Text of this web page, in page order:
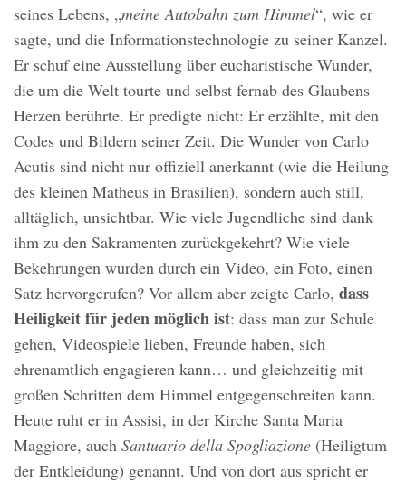
seines Lebens, „meine Autobahn zum Himmel“, wie er
sagte, und die Informationstechnologie zu seiner Kanzel.
Er schuf eine Ausstellung über eucharistische Wunder,
die um die Welt tourte und selbst fernab des Glaubens
Herzen berührte. Er predigte nicht: Er erzählte, mit den
Codes und Bildern seiner Zeit. Die Wunder von Carlo
Acutis sind nicht nur offiziell anerkannt (wie die Heilung
des kleinen Matheus in Brasilien), sondern auch still,
alltäglich, unsichtbar. Wie viele Jugendliche sind dank
ihm zu den Sakramenten zurückgekehrt? Wie viele
Bekehrungen wurden durch ein Video, ein Foto, einen
Satz hervorgerufen? Vor allem aber zeigte Carlo, dass
Heiligkeit für jeden möglich ist: dass man zur Schule
gehen, Videospiele lieben, Freunde haben, sich
ehrenamtlich engagieren kann… und gleichzeitig mit
großen Schritten dem Himmel entgegenschreiten kann.
Heute ruht er in Assisi, in der Kirche Santa Maria
Maggiore, auch Santuario della Spogliazione (Heiligtum
der Entkleidung) genannt. Und von dort aus spricht er